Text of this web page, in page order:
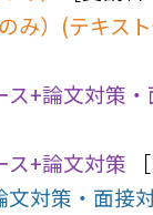
）(テキスト
+論文対策・
+論文対策
［
対策・面接